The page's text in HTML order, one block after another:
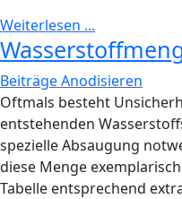
Weiterlesen ...
Beiträge Anodisieren
Oftmals besteht
entstehenden
spezielle Absaugung
diese Menge
Tabelle entsprechend